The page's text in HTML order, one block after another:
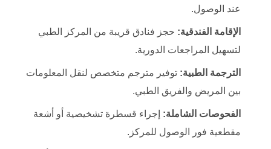
عند الوصول.
الإقامة الفندقية: حجز فنادق قريبة من المركز الطبي
لتسهيل المراجعات الدورية.
الترجمة الطبية: توفير مترجم متخصص لنقل المعلومات
بين المريض والفريق الطبي.
الفحوصات الشاملة: إجراء قسطرة تشخيصية أو أشعة
مقطعية فور الوصول للمركز.